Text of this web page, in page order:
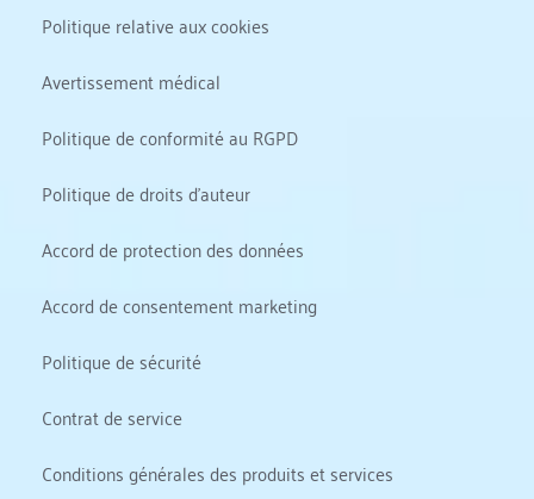
Politique relative aux cookies
Avertissement médical
Politique de conformité au RGPD
Politique de droits d'auteur
Accord de protection des données
Accord de consentement marketing
Politique de sécurité
Contrat de service
Conditions générales des produits et services